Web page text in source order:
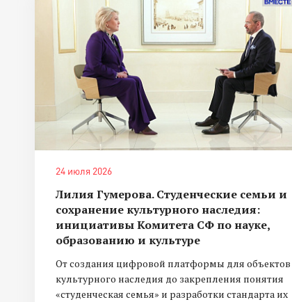
24 июля 2026
Лилия Гумерова. Студенческие семьи и
сохранение культурного наследия:
инициативы Комитета СФ по науке,
образованию и культуре
От создания цифровой платформы для объектов
культурного наследия до закрепления понятия
«студенческая семья» и разработки стандарта их